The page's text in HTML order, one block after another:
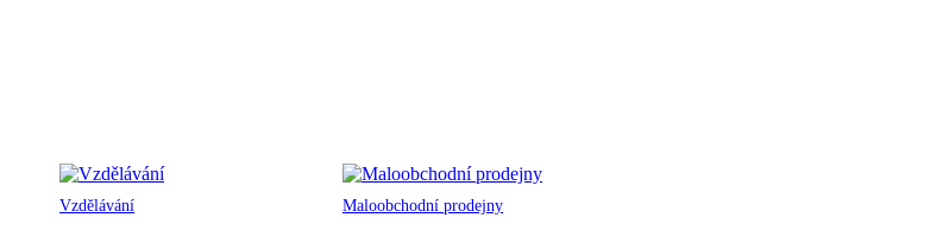
Vzdělávání Maloobchodní prodejny